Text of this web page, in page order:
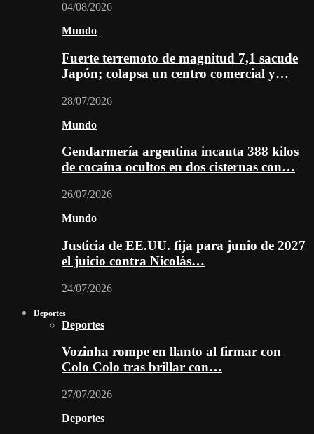
04/08/2026
Mundo
Fuerte terremoto de magnitud 7,1 sacude
Japón; colapsa un centro comercial y…
28/07/2026
Mundo
Gendarmería argentina incauta 388 kilos
de cocaína ocultos en dos cisternas con…
26/07/2026
Mundo
Justicia de EE.UU. fija para junio de 2027
el juicio contra Nicolás…
24/07/2026
Deportes
Deportes
Vozinha rompe en llanto al firmar con
Colo Colo tras brillar con…
27/07/2026
Deportes